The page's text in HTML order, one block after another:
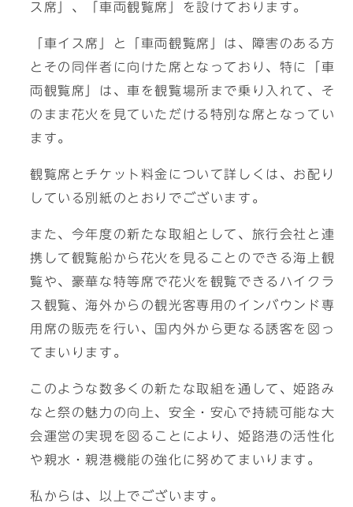
ス席」、「車両観覧席」を設けております。
「車イス席」と「車両観覧席」は、障害のある方
とその同伴者に向けた席となっており、特に「車
両観覧席」は、車を観覧場所まで乗り入れて、そ
のまま花火を見ていただける特別な席となってい
ます。
観覧席とチケット料金について詳しくは、お配り
している別紙のとおりでございます。
また、今年度の新たな取組として、旅行会社と連
携して観覧船から花火を見ることのできる海上観
覧や、豪華な特等席で花火を観覧できるハイクラ
ス観覧、海外からの観光客専用のインバウンド専
用席の販売を行い、国内外から更なる誘客を図っ
てまいります。
このような数多くの新たな取組を通して、姫路み
なと祭の魅力の向上、安全・安心で持続可能な大
会運営の実現を図ることにより、姫路港の活性化
や親水・親港機能の強化に努めてまいります。
私からは、以上でございます。